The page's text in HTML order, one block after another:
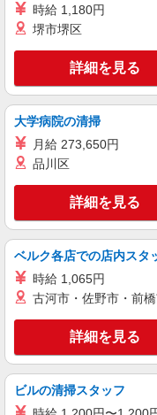
時給 1,180円
堺市堺区
詳細を見る
大学病院の清掃
月給 273,650円
品川区
詳細を見る
ベルク各店での店内スタ
時給 1,065円
古河市・佐野市・前
詳細を見る
ビルの清掃スタッフ